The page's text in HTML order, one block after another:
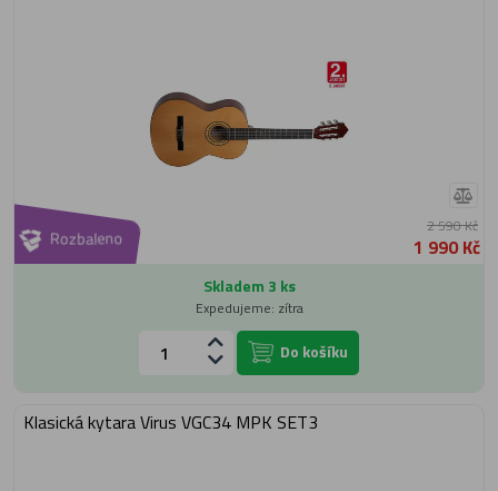
Rozbaleno
2 590 Kč
1 990 Kč
Skladem 3 ks
Expedujeme: zítra
Do košíku
Klasická kytara Virus VGC34 MPK SET3